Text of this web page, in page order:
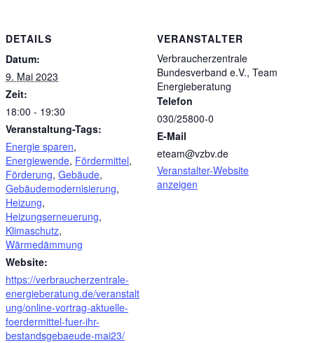
DETAILS
Datum:
9. Mai 2023
Zeit:
18:00 - 19:30
Veranstaltung-Tags:
Energie sparen,
Energiewende, Fördermittel,
Förderung, Gebäude,
Gebäudemodernisierung,
Heizung,
Heizungserneuerung,
Klimaschutz,
Wärmedämmung
Website:
https://verbraucherzentrale-
energieberatung.de/veranstalt
ung/online-vortrag-aktuelle-
foerdermittel-fuer-ihr-
bestandsgebaeude-mai23/
VERANSTALTER
Verbraucherzentrale
Bundesverband e.V., Team
Energieberatung
Telefon
030/25800-0
E-Mail
eteam@vzbv.de
Veranstalter-Website
anzeigen